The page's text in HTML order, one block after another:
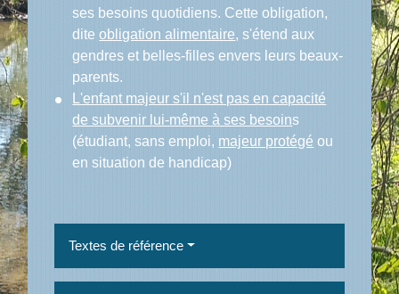
ses besoins quotidiens. Cette obligation,
diteobligation alimentaire, s'étend aux
gendres et belles-filles envers leurs beaux-
parents.
L'enfant majeur s'il n'est pas en capacité
de subvenir lui-même à ses besoins
(étudiant, sans emploi, majeur protégé ou
en situation de handicap)
Textes de référence